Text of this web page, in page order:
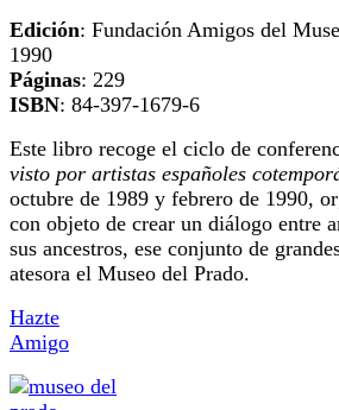
Edición: Fundación Amigos del
1990
Páginas: 229
ISBN: 84-397-1679-6
Este libro recoge el ciclo de
visto por artistas españoles
octubre de 1989 y febrero de 1990,
con objeto de crear un diálogo entre
sus ancestros, ese conjunto de
atesora el Museo del Prado.
Hazte
Amigo